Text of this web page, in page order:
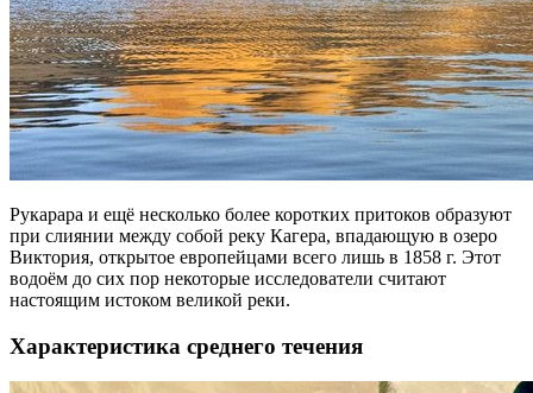
Рукарара и ещё несколько более коротких притоков образуют
при слиянии между собой реку Кагера, впадающую в озеро
Виктория, открытое европейцами всего лишь в 1858 г. Этот
водоём до сих пор некоторые исследователи считают
настоящим истоком великой реки.
Характеристика среднего течения